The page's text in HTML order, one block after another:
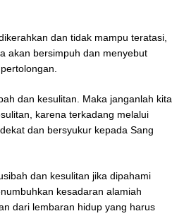
dan tidak mampu teratasi,
akan bersimpuh dan menyebut
dan kesulitan. Maka janganlah kita
karena terkadang melalui
dan bersyukur kepada Sang
dan kesulitan jika dipahami
kesadaran alamiah
dari lembaran hidup yang harus